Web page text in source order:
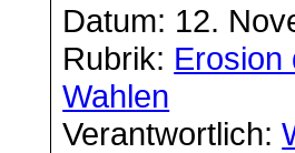
Datum: 12.
Rubrik: Erosion
Wahlen
Verantwortlich: